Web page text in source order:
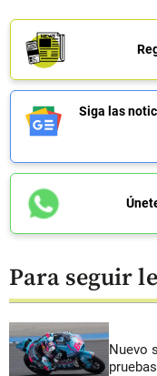
Siga las
Para seguir
Nuevo